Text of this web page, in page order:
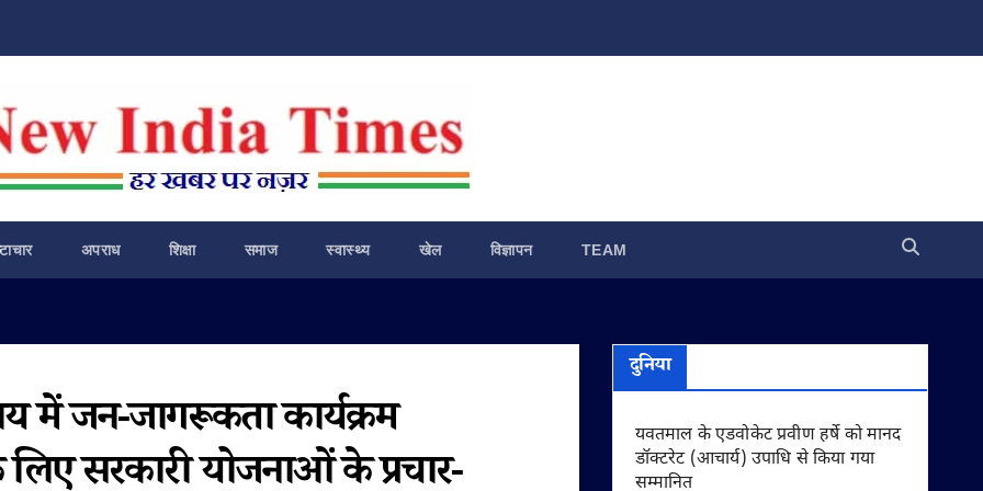
अपराध शिक्षा समाज स्वास्थ्य खेल विज्ञापन TEAM
में जन-जागरूकता कार्यक्रम
सरकारी योजनाओं के प्रचार-
दुनिया
यवतमाल के एडवोकेट प्रवीण हर्षे को मानद
डॉक्टरेट (आचार्य) उपाधि से किया गया
सम्मानित